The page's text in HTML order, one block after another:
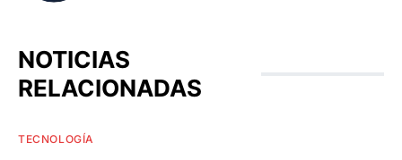
NOTICIAS
RELACIONADAS
TECNOLOGÍA